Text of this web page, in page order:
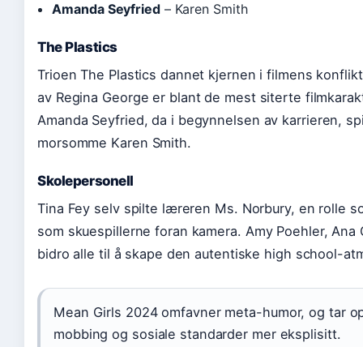
Amanda Seyfried– Karen Smith
The Plastics
Trioen The Plastics dannet kjernen i filmens
av Regina George er blant de mest siterte
Amanda Seyfried, da i begynnelsen av karrieren,
morsomme Karen Smith.
Skolepersonell
Tina Fey selv spilte læreren Ms. Norbury, en rolle
som skuespillerne foran kamera. Amy Poehler,
bidro alle til å skape den autentiske high school-
Mean Girls 2024 omfavner meta-humor, og tar
mobbing og sosiale standarder mer eksplisitt.